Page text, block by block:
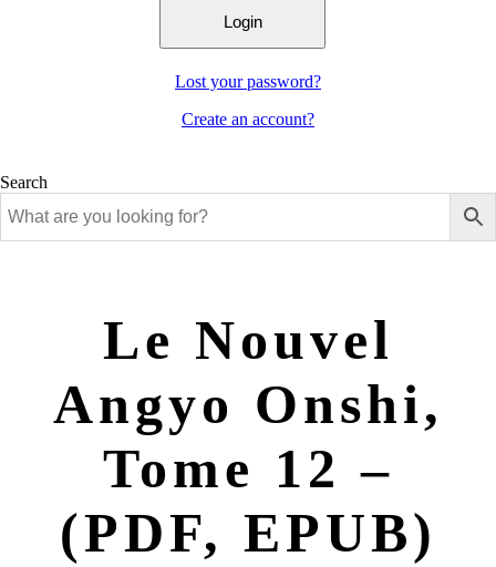
Lost your password?
Create an account?
Search
Le Nouvel
Angyo Onshi,
Tome 12 –
(PDF, EPUB)